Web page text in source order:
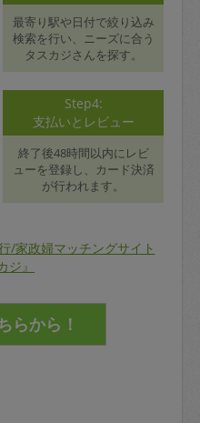
最寄り駅や日付で絞り込み
検索を行い、ニーズに合う
タスカジさんを探す。
Step4:
支払いとレビュー
終了後48時間以内にレビ
ューを登録し、カード決済
が行われます。
/家政婦マッチングサイト
ジ』